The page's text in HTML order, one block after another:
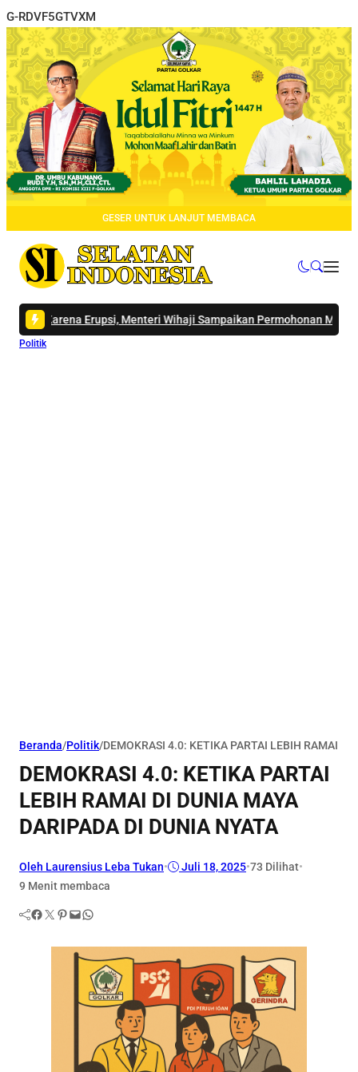
G-RDVF5GTVXM
GESER UNTUK LANJUT MEMBACA
Menteri Wihaji Sampaikan Permohonan Maaf sambil Bersila di
Politik
Beranda/Politik/DEMOKRASI 4.0: KETIKA PARTAI LEBIH RAMAI DI
DEMOKRASI 4.0: KETIKA PARTAI
LEBIH RAMAI DI DUNIA MAYA
DARIPADA DI DUNIA NYATA
Oleh Laurensius Leba Tukan• Juli 18, 2025•73 Dilihat•
9 Menit membaca
Facebook Twitter Pinterest Mail WhatsApp